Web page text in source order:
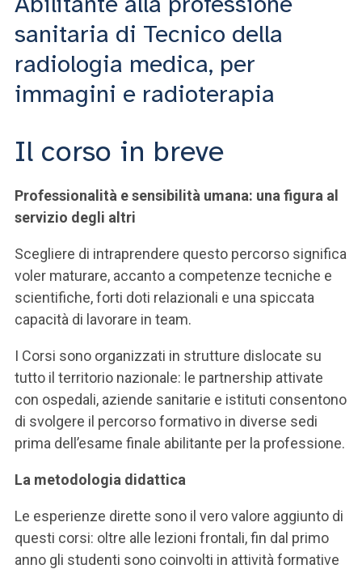
sanitaria di Tecnico della
radiologia medica, per
immagini e radioterapia
Il corso in breve
Professionalità e sensibilità umana: una figura al
servizio degli altri
Scegliere di intraprendere questo percorso significa
voler maturare, accanto a competenze tecniche e
scientifiche, forti doti relazionali e una spiccata
capacità di lavorare in team.
I Corsi sono organizzati in strutture dislocate su
tutto il territorio nazionale: le partnership attivate
con ospedali, aziende sanitarie e istituti consentono
di svolgere il percorso formativo in diverse sedi
prima dell’esame finale abilitante per la professione.
La metodologia didattica
Le esperienze dirette sono il vero valore aggiunto di
questi corsi: oltre alle lezioni frontali, fin dal primo
anno gli studenti sono coinvolti in attività formative